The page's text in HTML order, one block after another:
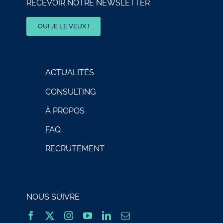
RECEVOIR NOTRE NEWSLETTER
OUI JE LE VEUX !
ACTUALITÉS
CONSULTING
À PROPOS
FAQ
RECRUTEMENT
NOUS SUIVRE